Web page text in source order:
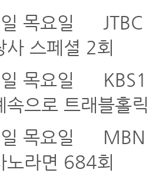
목요일
JTBC
사 스페셜 2회
목요일
KBS1
속으로 트래블홀
목요일
노라면 684회